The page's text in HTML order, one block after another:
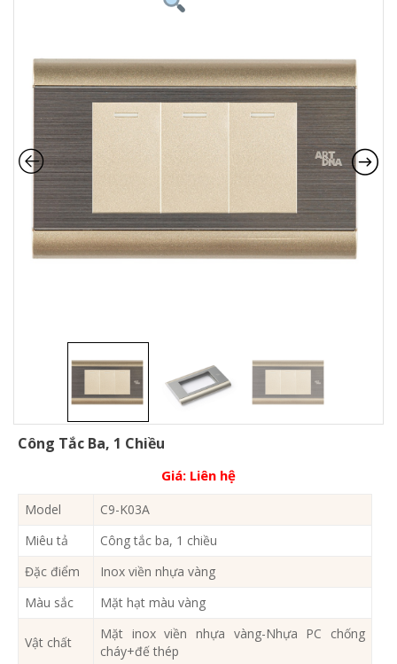
Công Tắc Ba, 1 Chiều
Giá: Liên hệ
Model
C9-K03A
Miêu tả
Công tắc ba, 1 chiều
Đặc điểm
Inox viền nhựa vàng
Màu sắc
Mặt hạt màu vàng
Vật chất
Mặt inox viền nhựa vàng-Nhựa PC chống
cháy+đế thép